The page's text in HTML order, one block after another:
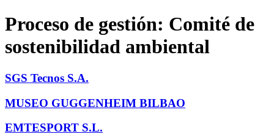
Proceso de gestión: Comité de
sostenibilidad ambiental
SGS Tecnos S.A.
MUSEO GUGGENHEIM BILBAO
EMTESPORT S.L.